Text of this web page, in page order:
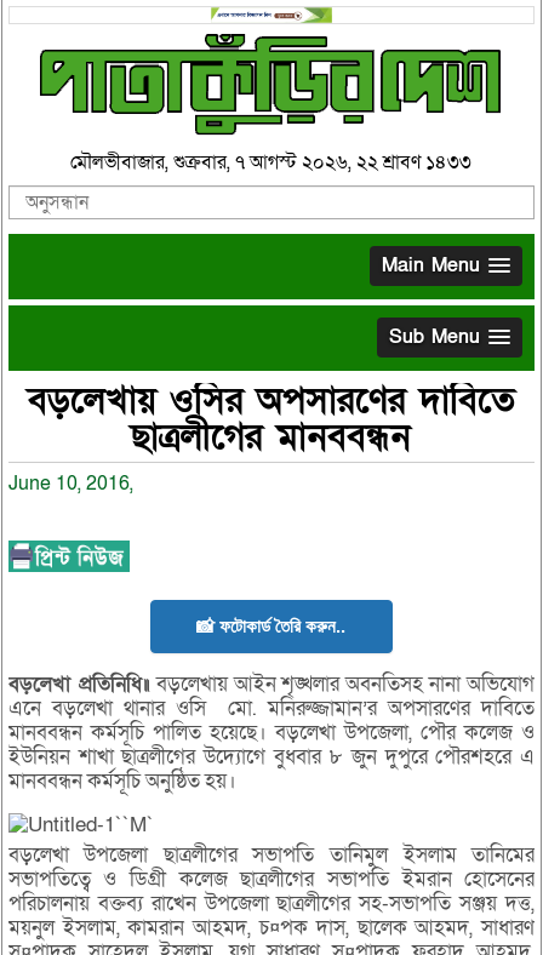
মৌলভীবাজার, শুক্রবার, ৭ আগস্ট ২০২৬, ২২ শ্রাবণ ১৪৩৩
Main Menu
Sub Menu
বড়লেখায় ওসির অপসারণের দাবিতে
ছাত্রলীগের মানববন্ধন
June 10, 2016,
📸 ফটোকার্ড তৈরি করুন..
বড়লেখা প্রতিনিধি॥বড়লেখায় আইন শৃঙ্খলার অবনতিসহ নানা অভিযোগ
এনে বড়লেখা থানার ওসি মো. মনিরুজ্জামান’র অপসারণের দাবিতে
মানববন্ধন কর্মসূচি পালিত হয়েছে। বড়লেখা উপজেলা, পৌর কলেজ ও
ইউনিয়ন শাখা ছাত্রলীগের উদ্যোগে বুধবার ৮ জুন দুপুরে পৌরশহরে এ
মানববন্ধন কর্মসূচি অনুষ্ঠিত হয়।
বড়লেখা উপজেলা ছাত্রলীগের সভাপতি তানিমুল ইসলাম তানিমের
সভাপতিত্বে ও ডিগ্রী কলেজ ছাত্রলীগের সভাপতি ইমরান হোসেনের
পরিচালনায় বক্তব্য রাখেন উপজেলা ছাত্রলীগের সহ-সভাপতি সঞ্জয় দত্ত,
ময়নুল ইসলাম, কামরান আহমদ, চ¤পক দাস, ছালেক আহমদ, সাধারণ